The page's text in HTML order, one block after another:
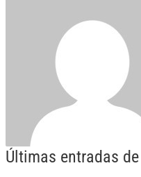
Últimas entradas